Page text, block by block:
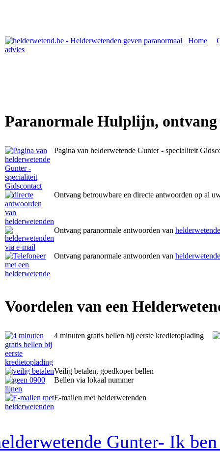
Home
Paranormale Hulplijn,
Pagina van helderwetende Gunter - specialiteit
Ontvang betrouwbare en directe antwoorden op al
Ontvang paranormale antwoorden van
Ontvang paranormale antwoorden van
Voordelen van een
4 minuten gratis bellen bij eerste kredietoplading
Veilig betalen, goedkoper bellen
Bellen via lokaal nummer
E-mailen met helderwetenden